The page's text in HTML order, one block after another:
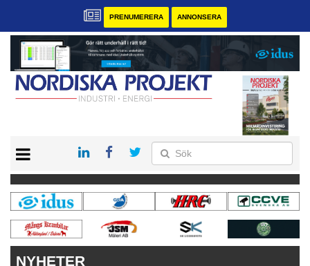
PRENUMERERA ANNONSERA
KONTAKT
VÅRA ANDRA MAGASIN
PRENUMERERA
ANNONSERA
NYHETER